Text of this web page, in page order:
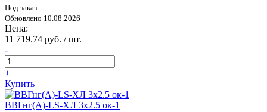
Под заказ
Обновлено 10.08.2026
Цена:
11 719.74 руб. / шт.
-
+
Купить
ВВГнг(А)-LS-ХЛ 3х2.5 ок-1